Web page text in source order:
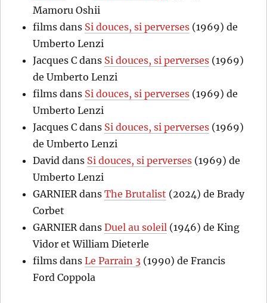
Mamoru Oshii
films dans Si douces, si perverses (1969) de
Umberto Lenzi
Jacques C dans Si douces, si perverses (1969)
de Umberto Lenzi
films dans Si douces, si perverses (1969) de
Umberto Lenzi
Jacques C dans Si douces, si perverses (1969)
de Umberto Lenzi
David dans Si douces, si perverses (1969) de
Umberto Lenzi
GARNIER dansThe Brutalist (2024) de Brady
Corbet
GARNIER dansDuel au soleil (1946) de King
Vidor et William Dieterle
films dansLe Parrain 3 (1990) de Francis
Ford Coppola